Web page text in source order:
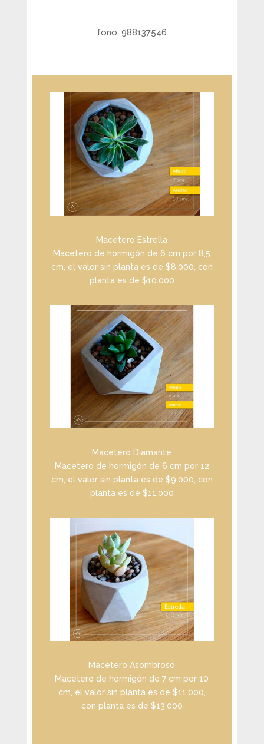
fono: 988137546
Macetero Estrella
Macetero de hormigón de 6 cm por 8,5
cm, el valor sin planta es de $8.000, con
planta es de $10.000
Macetero Diamante
Macetero de hormigón de 6 cm por 12
cm, el valor sin planta es de $9.000, con
planta es de $11.000
Macetero Asombroso
Macetero de hormigón de 7 cm por 10
cm, el valor sin planta es de $11.000,
con planta es de $13.000